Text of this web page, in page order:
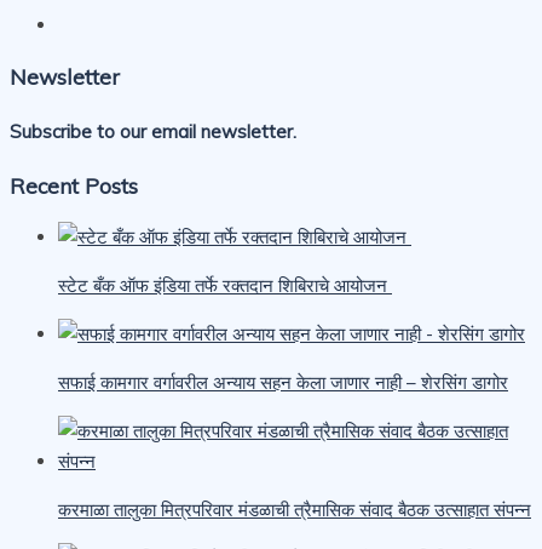
Newsletter
Subscribe to our email newsletter.
Recent Posts
स्टेट बँक ऑफ इंडिया तर्फे रक्तदान शिबिराचे आयोजन
सफाई कामगार वर्गावरील अन्याय सहन केला जाणार नाही – शेरसिंग डागोर
करमाळा तालुका मित्रपरिवार मंडळाची त्रैमासिक संवाद बैठक उत्साहात संपन्न